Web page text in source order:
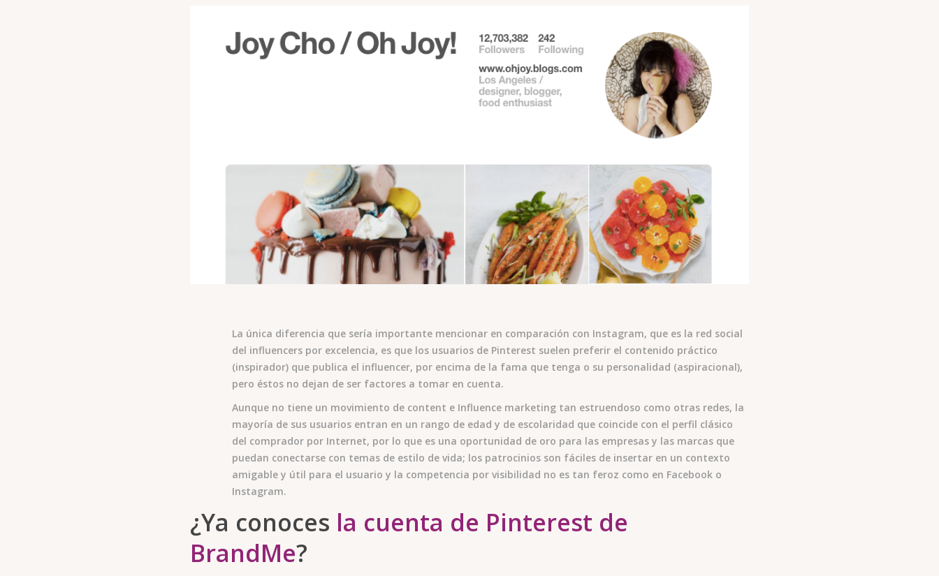
La única diferencia que sería importante mencionar en comparación con Instagram, que es la red social
del influencers por excelencia, es que los usuarios de Pinterest suelen preferir el contenido práctico
(inspirador) que publica el influencer, por encima de la fama que tenga o su personalidad (aspiracional),
pero éstos no dejan de ser factores a tomar en cuenta.
Aunque no tiene un movimiento de content e Influence marketing tan estruendoso como otras redes, la
mayoría de sus usuarios entran en un rango de edad y de escolaridad que coincide con el perfil clásico
del comprador por Internet, por lo que es una oportunidad de oro para las empresas y las marcas que
puedan conectarse con temas de estilo de vida; los patrocinios son fáciles de insertar en un contexto
amigable y útil para el usuario y la competencia por visibilidad no es tan feroz como en Facebook o
Instagram.
¿Ya conoces la cuenta de Pinterest de
BrandMe?